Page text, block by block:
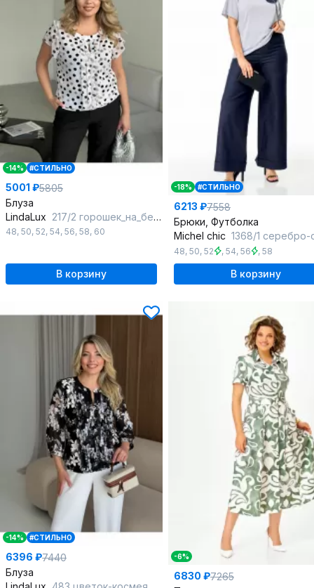
-14% #СТИЛЬНО
5001 ₽5805
Блуза
LindaLux 217/2 горошек_на_белом_белый
48, 50, 52, 54, 56, 58, 60
В корзину
-18% #СТИЛЬНО
6213 ₽7558
Брюки, Футболка
Michel chic 1368/1 серебро-
48, 50, 52 , 54, 56 , 58
В корзину
-14% #СТИЛЬНО
6396 ₽7440
Блуза
-6%
6830 ₽7265